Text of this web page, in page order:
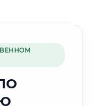
экспертиза"